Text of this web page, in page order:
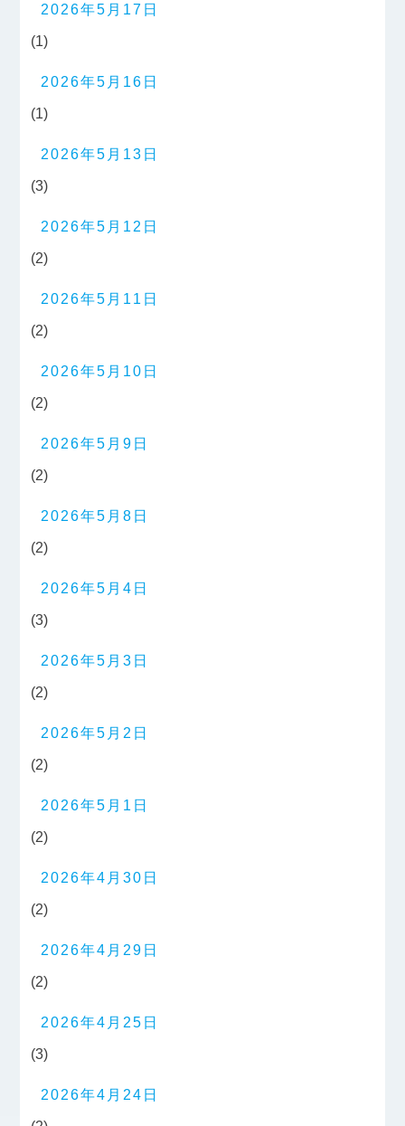
2026年5月17日
(1)
2026年5月16日
(1)
2026年5月13日
(3)
2026年5月12日
(2)
2026年5月11日
(2)
2026年5月10日
(2)
2026年5月9日
(2)
2026年5月8日
(2)
2026年5月4日
(3)
2026年5月3日
(2)
2026年5月2日
(2)
2026年5月1日
(2)
2026年4月30日
(2)
2026年4月29日
(2)
2026年4月25日
(3)
2026年4月24日